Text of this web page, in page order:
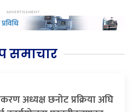
समाचार
अध्यक्ष छनोट प्रक्रिया अघि